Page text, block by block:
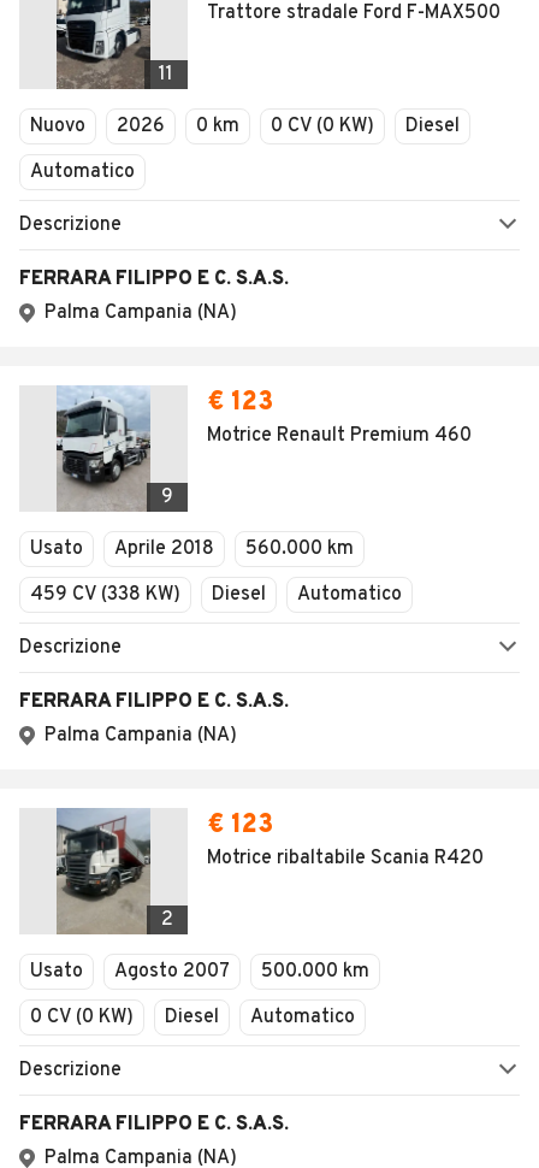
11
Trattore stradale Ford F-MAX500
Nuovo 2026 0 km 0 CV (0 KW)
Diesel
Automatico
Descrizione
FERRARA FILIPPO E C. S.A.S.
Palma Campania (NA)
9
€ 123
Motrice Renault Premium 460
Usato Aprile 2018
560.000 km
459 CV (338 KW)
Diesel Automatico
Descrizione
FERRARA FILIPPO E C. S.A.S.
Palma Campania (NA)
2
€ 123
Motrice ribaltabile Scania R420
Usato Agosto 2007
500.000 km
0 CV (0 KW)
Diesel Automatico
Descrizione
FERRARA FILIPPO E C. S.A.S.
Palma Campania (NA)